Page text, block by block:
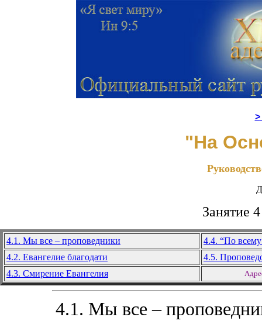
>
"На
Занятие
4.1. Мы все – проповедники
4.4. “По
4.2. Евангелие благодати
4.5.
4.3. Смирение Евангелия
4.1. Мы все –